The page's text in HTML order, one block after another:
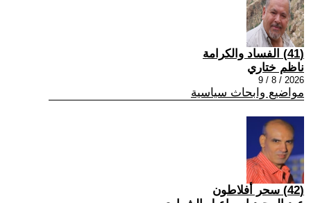
(41) الفساد والكرامة
ناظم ختاري
2026 / 8 / 9
مواضيع وابحاث سياسية
(42) سحر أفلاطون